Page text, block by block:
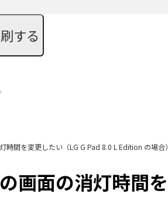
する
時間を変更したい（LG G Pad 8.0 L Edition の場合
画面の消灯時間